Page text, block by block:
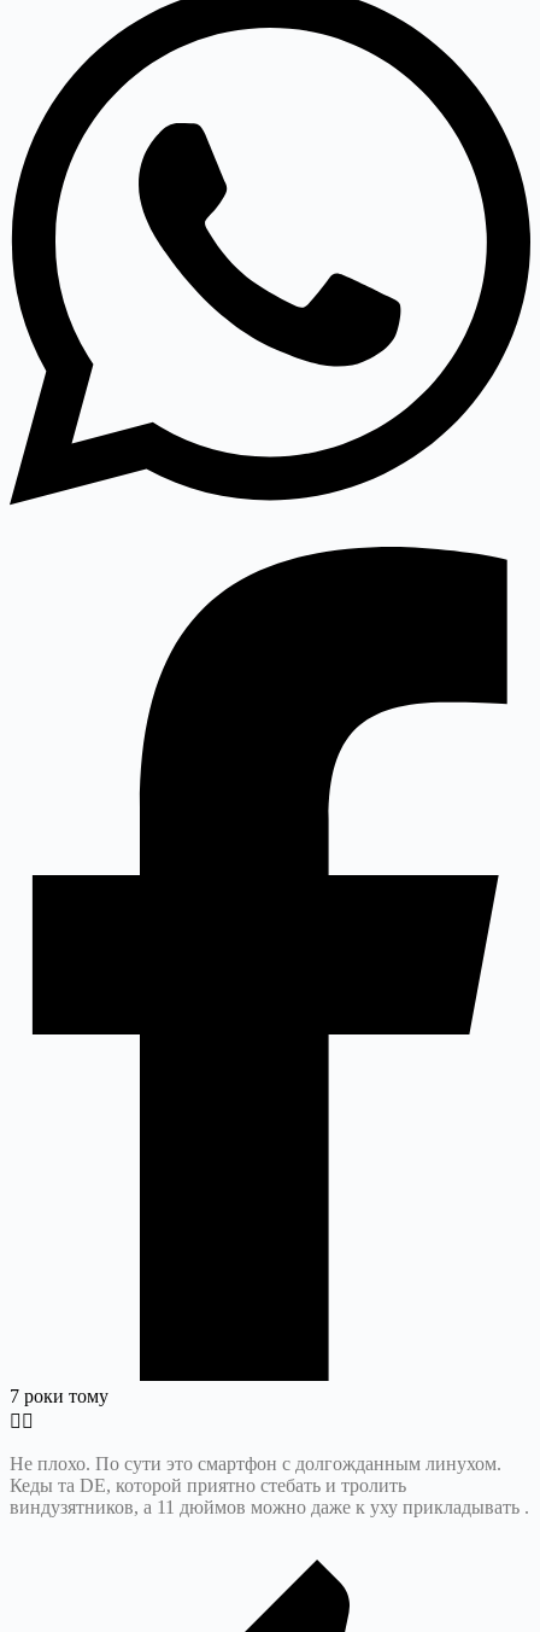
7 роки тому
Не плохо. По сути это смартфон с долгожданным линухом.
Кеды та DE, которой приятно стебать и тролить
виндузятников, а 11 дюймов можно даже к уху прикладывать .